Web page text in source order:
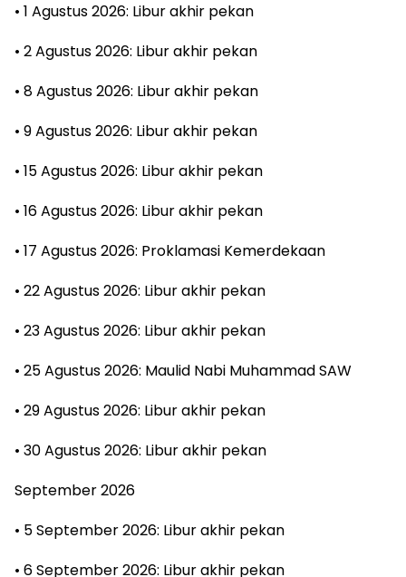
• 1 Agustus 2026: Libur akhir pekan
• 2 Agustus 2026: Libur akhir pekan
• 8 Agustus 2026: Libur akhir pekan
• 9 Agustus 2026: Libur akhir pekan
• 15 Agustus 2026: Libur akhir pekan
• 16 Agustus 2026: Libur akhir pekan
• 17 Agustus 2026: Proklamasi Kemerdekaan
• 22 Agustus 2026: Libur akhir pekan
• 23 Agustus 2026: Libur akhir pekan
• 25 Agustus 2026: Maulid Nabi Muhammad SAW
• 29 Agustus 2026: Libur akhir pekan
• 30 Agustus 2026: Libur akhir pekan
September 2026
• 5 September 2026: Libur akhir pekan
• 6 September 2026: Libur akhir pekan